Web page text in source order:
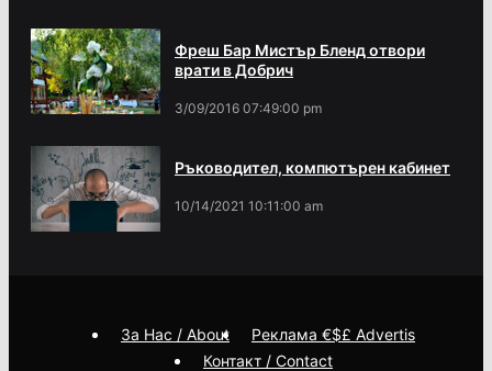
Фреш Бар Мистър Бленд отвори
врати в Добрич
3/09/2016 07:49:00 pm
Ръководител, компютърен кабинет
10/14/2021 10:11:00 am
За Нас / About
Реклама €$£ Advertis
Контакт / Contact